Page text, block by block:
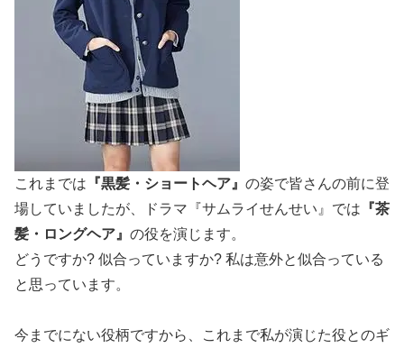
これまでは 『黒髪・ショートヘア』 の姿で皆さんの前に登
場していましたが、ドラマ『サムライせんせい』では 『茶
髪・ロングヘア』 の役を演じます。
どうですか? 似合っていますか? 私は意外と似合っている
と思っています。
今までにない役柄ですから、これまで私が演じた役とのギ